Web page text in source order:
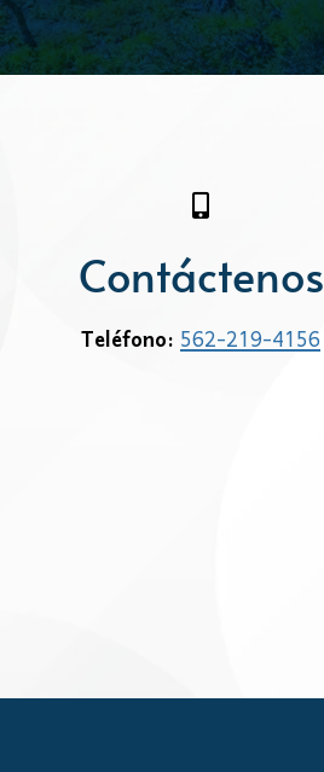
Contáctenos
Teléfono:562-219-4156